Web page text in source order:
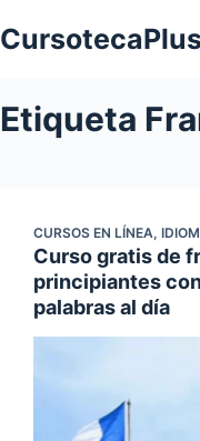
al
CursotecaPlus
Etiqueta
CURSOS EN LÍNEA,
Curso gratis de
principiantes
palabras al día